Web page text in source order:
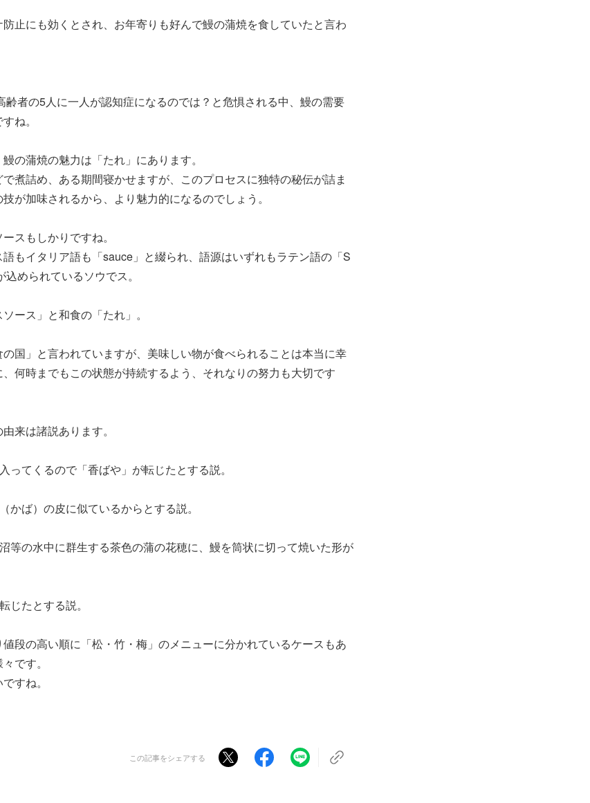
止にも効くとされ、お年寄りも好んで鰻の蒲焼を食していたと言わ
齢者の5人に一人が認知症になるのでは？と危惧される中、鰻の需要
ね。
の蒲焼の魅力は「たれ」にあります。
煮詰め、ある期間寝かせますが、このプロセスに独特の秘伝が詰ま
が加味されるから、より魅力的になるのでしょう。
スもしかりですね。
もイタリア語も「sauce」と綴られ、語源はいずれもラテン語の「S
められているソウでス。
ース」と和食の「たれ」。
国」と言われていますが、美味しい物が食べられることは本当に幸
何時までもこの状態が持続するよう、それなりの努力も大切です
来は諸説あります。
ってくるので「香ばや」が転じたとする説。
かば）の皮に似ているからとする説。
等の水中に群生する茶色の蒲の花穂に、鰻を筒状に切って焼いた形が
じたとする説。
段の高い順に「松・竹・梅」のメニューに分かれているケースもあ
です。
すね。
この記事をシェアする